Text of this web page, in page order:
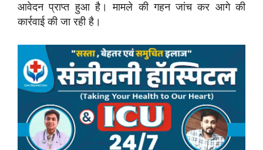
आवेदन प्राप्त हुआ है। मामले की गहन जांच कर आगे की
कार्रवाई की जा रही है।